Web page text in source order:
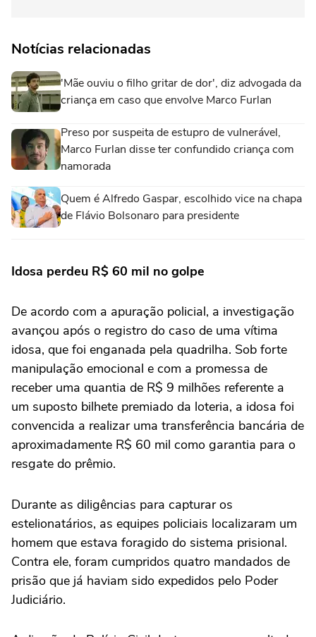
Notícias relacionadas
'Mãe ouviu o filho gritar de dor', diz advogada da
criança em caso que envolve Marco Furlan
Preso por suspeita de estupro de vulnerável,
Marco Furlan disse ter confundido criança com
namorada
Quem é Alfredo Gaspar, escolhido vice na chapa
de Flávio Bolsonaro para presidente
Idosa perdeu R$ 60 mil no golpe
De acordo com a apuração policial, a investigação
avançou após o registro do caso de uma vítima
idosa, que foi enganada pela quadrilha. Sob forte
manipulação emocional e com a promessa de
receber uma quantia de R$ 9 milhões referente a
um suposto bilhete premiado da loteria, a idosa foi
convencida a realizar uma transferência bancária de
aproximadamente R$ 60 mil como garantia para o
resgate do prêmio.
Durante as diligências para capturar os
estelionatários, as equipes policiais localizaram um
homem que estava foragido do sistema prisional.
Contra ele, foram cumpridos quatro mandados de
prisão que já haviam sido expedidos pelo Poder
Judiciário.